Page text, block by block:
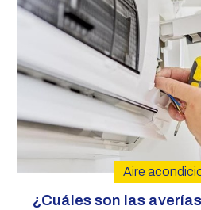
¿Cuáles son las
Aire